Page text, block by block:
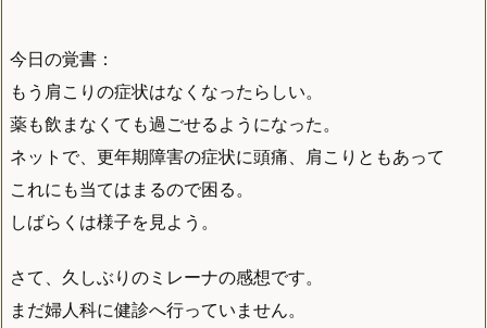
今日の覚書：
もう肩こりの症状はなくなったらしい。
薬も飲まなくても過ごせるようになった。
ネットで、更年期障害の症状に頭痛、肩こりともあって
これにも当てはまるので困る。
しばらくは様子を見よう。
さて、久しぶりのミレーナの感想です。
まだ婦人科に健診へ行っていません。